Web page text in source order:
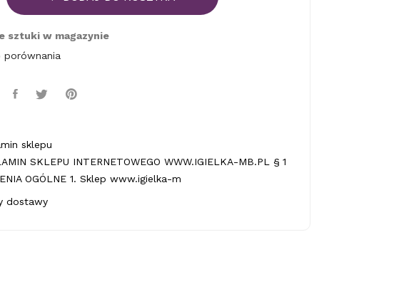
sztuki w magazynie
porównania
sklepu
SKLEPU INTERNETOWEGO WWW.IGIELKA-MB.PL § 1
OGÓLNE 1. Sklep www.igielka-m
dostawy